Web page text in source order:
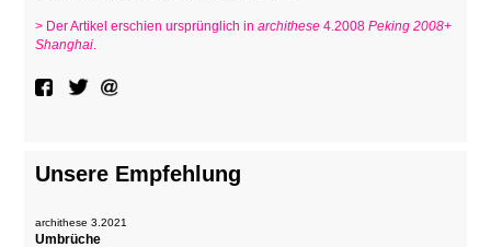
> Der Artikel erschien ursprünglich inarchithese 4.2008Peking 2008+
Shanghai.
Unsere Empfehlung
archithese 3.2021
Umbrüche